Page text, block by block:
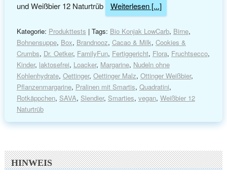
und Weißbier 12 Naturtrüb
Weiterlesen [...]
Kategorie: Produkttests | Tags: Bio Konjak LowCarb, Birne,
Bohnensuppe, Box, Brandnooz, Cacao & Milk, Cookies &
Crumbs, Dr. Oetker, FamilyFun, Fertiggericht, Flora, Fruchtsecco,
Kinder, laktosefrei, Loacker, Margarine, Nudeln ohne
Kohlenhydrate, Oettinger, Oettinger Malz, Ottinger Weißbier,
Pflanzenmargarine, Pralinen mit Smartis, Quadratini,
Rotkäppchen, SAVA, Slendier, Smarties, vegan, Weißbier 12
Naturtrüb
HINWEIS